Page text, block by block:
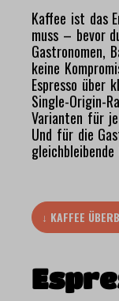
Kaffee ist das
muss – bevor
Gastronomen,
keine
Espresso über
Single-Origin-
Varianten für
Und für die
↓ KAFFEE